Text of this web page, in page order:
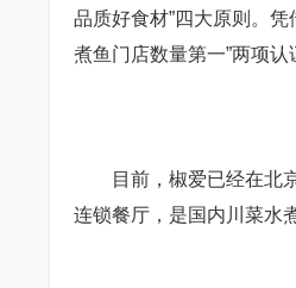
品质好食材”四大原则。
煮鱼门店数量第一”两项认
目前，椒爱已经在北京
连锁餐厅，是国内川菜水